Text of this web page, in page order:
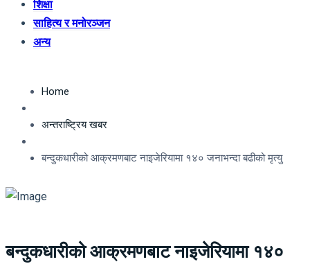
शिक्षा
साहित्य र मनोरञ्जन
अन्य
Home
अन्तराष्ट्रिय खबर
बन्दुकधारीको आक्रमणबाट नाइजेरियामा १४० जनाभन्दा बढीको मृत्यु
बन्दुकधारीको आक्रमणबाट नाइजेरियामा १४०